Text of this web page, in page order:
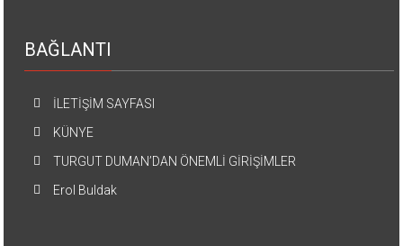
BAĞLANTI
İLETİŞİM SAYFASI
KÜNYE
TURGUT DUMAN’DAN ÖNEMLİ GİRİŞİMLER
Erol Buldak